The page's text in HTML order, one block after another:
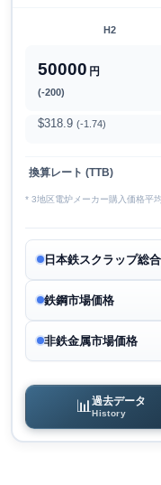
H2
50000 円
(-200)
$318.9 (-1.74)
換算レート (TTB)
* 3地区電炉メーカー購入価格平
日本鉄スクラップ総
鉄鋼市場価格
非鉄金属市場価格
📊過去データ
History